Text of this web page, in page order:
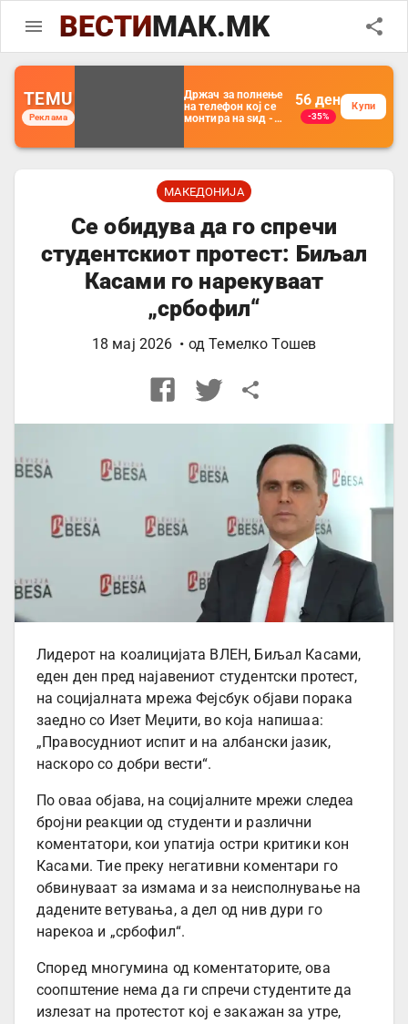
ВЕСТИМАК.MK
TEMU
Реклама
Држач за полнење
на телефон кој се
монтира на ѕид -
организатор за
далечински
управувач
56 ден
-35%
Купи
МАКЕДОНИЈА
Се обидува да го спречи
студентскиот протест: Биљал
Касами го нарекуваат
„србофил“
18 мај 2026 • одТемелко Тошев
Лидерот на коалицијата ВЛЕН, Биљал Касами,
еден ден пред најавениот студентски протест,
на социјалната мрежа Фејсбук објави порака
заедно со Изет Меџити, во која напишаа:
„Правосудниот испит и на албански јазик,
наскоро со добри вести“.
По оваа објава, на социјалните мрежи следеа
бројни реакции од студенти и различни
коментатори, кои упатија остри критики кон
Касами. Тие преку негативни коментари го
обвинуваат за измама и за неисполнување на
дадените ветувања, а дел од нив дури го
нарекоа и „србофил“.
Според многумина од коментаторите, ова
соопштение нема да ги спречи студентите да
излезат на протестот кој е закажан за утре,